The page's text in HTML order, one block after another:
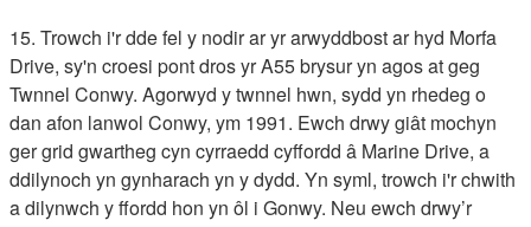
15. Trowch i'r dde fel y nodir ar yr arwyddbost ar hyd Morfa
Drive, sy'n croesi pont dros yr A55 brysur yn agos at geg
Twnnel Conwy. Agorwyd y twnnel hwn, sydd yn rhedeg o
dan afon lanwol Conwy, ym 1991. Ewch drwy giât mochyn
ger grid gwartheg cyn cyrraedd cyffordd â Marine Drive, a
ddilynoch yn gynharach yn y dydd. Yn syml, trowch i'r chwith
a dilynwch y ffordd hon yn ôl i Gonwy. Neu ewch drwy’r